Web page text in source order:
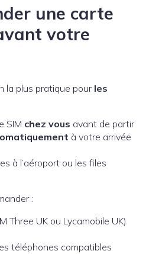
une carte
votre
la plus pratique pour les
SIM chez vous avant de partir
à votre arrivée
à l’aéroport ou les files
:
Three UK ou Lycamobile UK)
téléphones compatibles